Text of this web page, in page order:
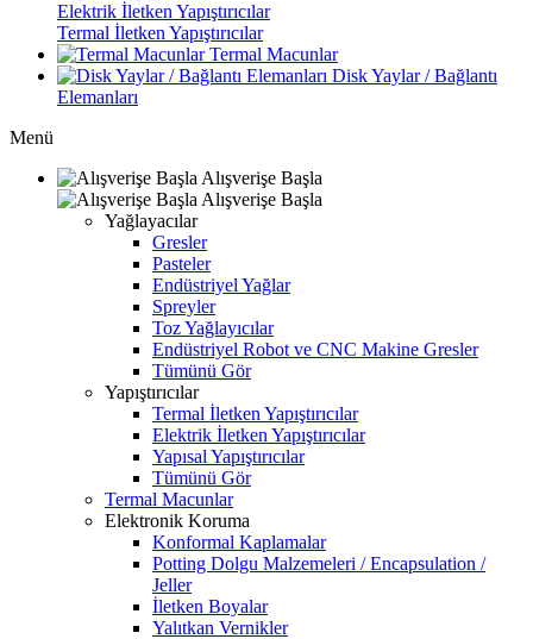
Elektrik İletken Yapıştırıcılar
Termal İletken Yapıştırıcılar
Termal Macunlar
Disk Yaylar / Bağlantı
Elemanları
Menü
Alışverişe Başla
Alışverişe Başla
Yağlayacılar
Gresler
Pasteler
Endüstriyel Yağlar
Spreyler
Toz Yağlayıcılar
Endüstriyel Robot ve CNC Makine Gresler
Tümünü Gör
Yapıştırıcılar
Termal İletken Yapıştırıcılar
Elektrik İletken Yapıştırıcılar
Yapısal Yapıştırıcılar
Tümünü Gör
Termal Macunlar
Elektronik Koruma
Konformal Kaplamalar
Potting Dolgu Malzemeleri / Encapsulation /
Jeller
İletken Boyalar
Yalıtkan Vernikler